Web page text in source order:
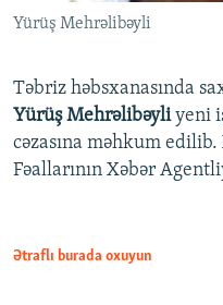
Yürüş Mehrəlibəyli
Təbriz həbsxanasında
Yürüş Mehrəlibəyliyeni
cəzasına məhkum
Fəallarının Xəbər
Ətraflı burada oxuyun